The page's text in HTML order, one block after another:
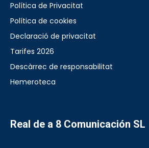
Política de Privacitat
Política de cookies
Declaració de privacitat
Tarifes 2026
Descàrrec de responsabilitat
Hemeroteca
Real de a 8 Comunicación SL